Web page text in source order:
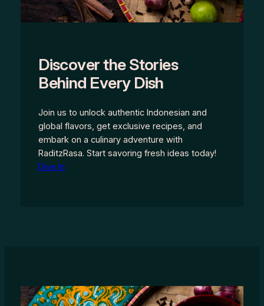
Discover the Stories
Behind Every Dish
Join us to unlock authentic Indonesian and
global flavors, get exclusive recipes, and
embark on a culinary adventure with
RaditzRasa. Start savoring fresh ideas today!
Dive In